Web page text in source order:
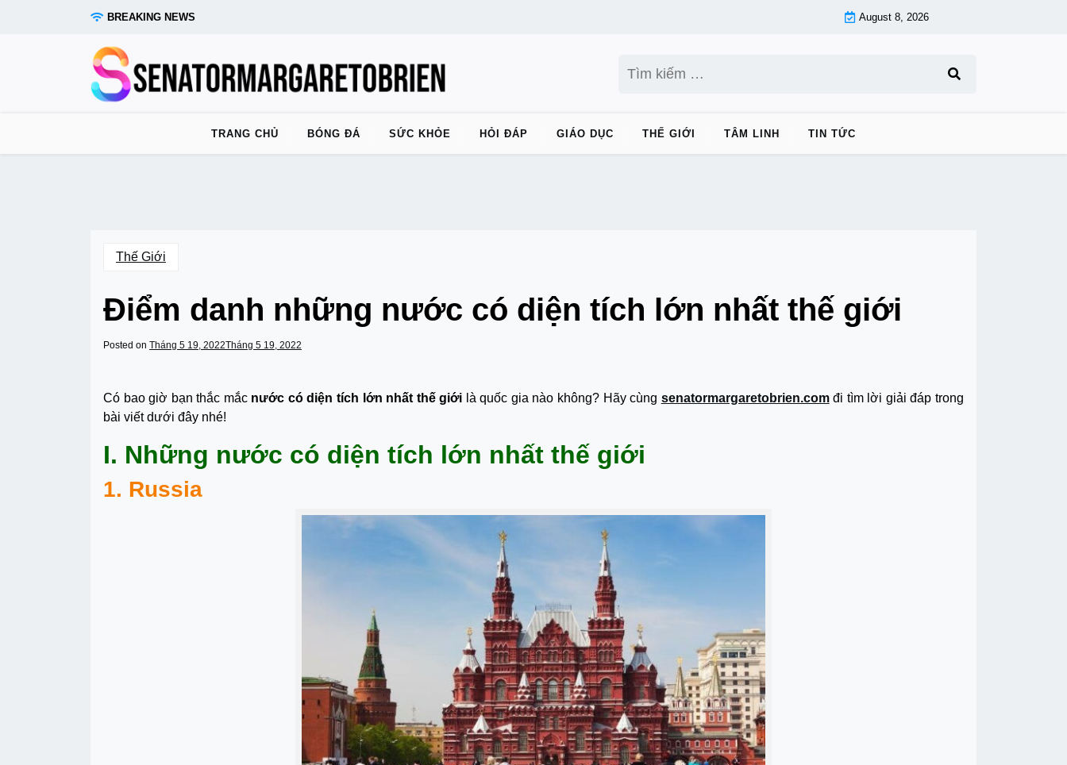
BREAKING NEWS August 8, 2026
kiếm
TRANG CHỦ BÓNG ĐÁ SỨC KHỎE HỎI ĐÁP GIÁO DỤC THẾ GIỚI TÂM LINH TIN TỨC
Thế Giới
Điểm danh những nước có diện tích lớn nhất thế giới
Posted on Tháng 5 19, 2022Tháng 5 19, 2022
Có bao giờ bạn thắc mắc nước có diện tích lớn nhất thế giới là quốc gia nào không? Hãy cùng senatormargaretobrien.comđi tìm lời giải đáp trong
bài viết dưới đây nhé!
I. Những nước có diện tích lớn nhất thế giới
1. Russia